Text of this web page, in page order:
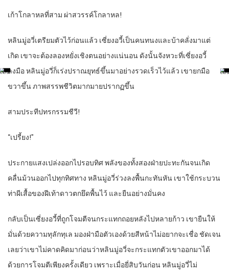
เก้าโกลาหลที่สาม ผ่าสวรรค์โกลาหล!
หลินมู่อวี่เตรียมตัวไว้ก่อนแล้ว เซี่ยงอวี้เป็นคนทนงและบ้าคลั่งมาแต่
เกิด เขาจะต้องลองหยั่งเชิงตนอย่างแน่นอน ดังนั้นจังหวะที่เซี่ยงอวี้
ลงมือ หลินมู่อวี่ก็เร่งปราณยุทธ์ขึ้นมาอย่างรวดเร็วไว้แล้ว เขายกมือ
ขวาขึ้น ภาพสรรพชีวิตมากมายปรากฏขึ้น
สามประทีปทรกรรมชีวี!
“เปรี้ยง!”
ประกายแสงเปล่งออกไปรอบทิศ พลังของทั้งสองฝ่ายปะทะกันจนเกิด
คลื่นม้วนออกไปทุกทิศทาง หลินมู่อวี่ร่วงลงพื้นกะทันหัน เขาใช้กระบวน
ท่าผีเสื้อของฝีเท้าดาวตกยึดพื้นไว้ และยืนอย่างมั่นคง
กลับเป็นเซี่ยงอวี้ที่ถูกโจมตีจนกระแทกถอยหลังไปหลายก้าว เขายืนให้
มั่นด้วยความทุลักทุเล มองฝ่ามือตัวเองด้วยสีหน้าไม่อยากจะเชื่อ ชัดเจน
เลยว่าเขาไม่คาดคิดมาก่อนว่าหลินมู่อวี่จะกระแทกตัวเขาออกมาได้
ด้วยการโจมตีเพียงครั้งเดียว เพราะเมื่อยี่สิบวันก่อน หลินมู่อวี่ไม่